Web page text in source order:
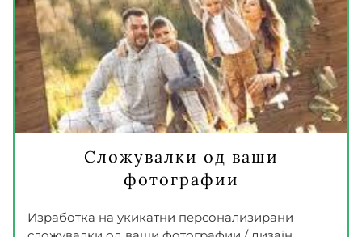
Сложувалки од ваши
фотографии
Изработка на укикатни персонализирани